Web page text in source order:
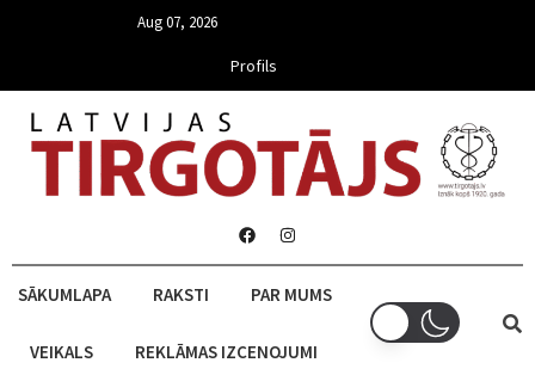
Aug 07, 2026
Profils
SĀKUMLAPA RAKSTI PAR MUMS
VEIKALS REKLĀMAS IZCENOJUMI